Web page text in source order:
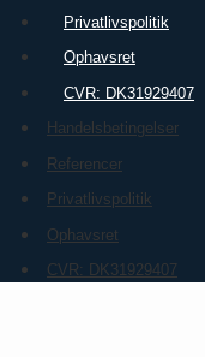
Privatlivspolitik
Ophavsret
CVR: DK31929407
Handelsbetingelser
Referencer
Privatlivspolitik
Ophavsret
CVR: DK31929407